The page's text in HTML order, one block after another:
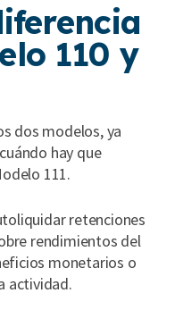
110 y
dos modelos, ya
hay que
111.
retenciones
rendimientos del
monetarios o
actividad.